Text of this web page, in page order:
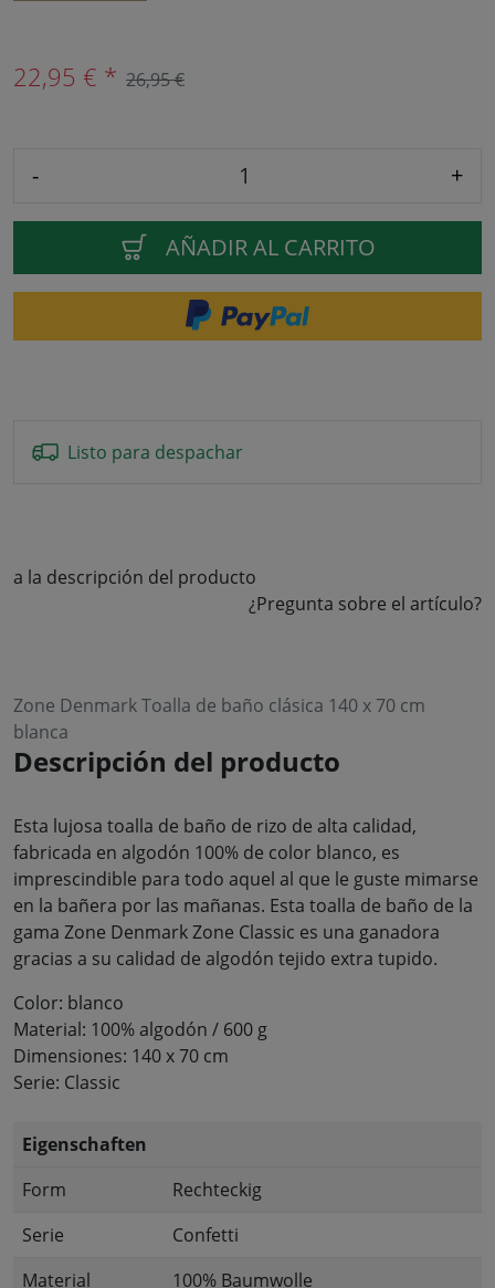
22,95 € * 26,95 €
- +
AÑADIR AL CARRITO
Listo para despachar
a la descripción del producto
¿Pregunta sobre el artículo?
Zone Denmark Toalla de baño clásica 140 x 70 cm
blanca
Descripción del producto
Esta lujosa toalla de baño de rizo de alta calidad,
fabricada en algodón 100% de color blanco, es
imprescindible para todo aquel al que le guste mimarse
en la bañera por las mañanas. Esta toalla de baño de la
gama Zone Denmark Zone Classic es una ganadora
gracias a su calidad de algodón tejido extra tupido.
Color: blanco
Material: 100% algodón / 600 g
Dimensiones: 140 x 70 cm
Serie: Classic
Eigenschaften
Form
Rechteckig
Serie
Confetti
Material
100% Baumwolle